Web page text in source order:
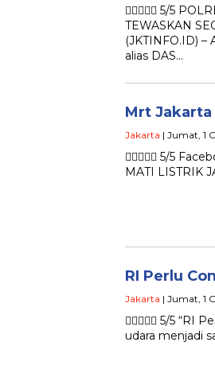
 5/5
TEWASKAN
(JKTINFO.ID)
alias DAS…
Mrt
Jakarta | Jumat, 1
 5/5
MATI LISTRIK
RI Perlu
Jakarta | Jumat, 1
 5/5 “RI
udara menjadi